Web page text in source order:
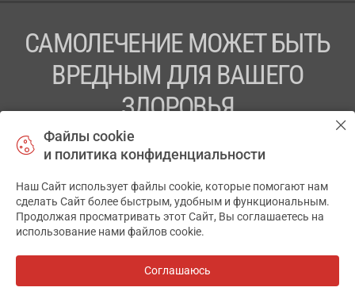
САМОЛЕЧЕНИЕ МОЖЕТ БЫТЬ
ВРЕДНЫМ ДЛЯ ВАШЕГО
ЗДОРОВЬЯ
ПЕРЕД ПРИМЕНЕНИЕМ ПРЕПАРАТА
ПРОКОНСУЛЬТИРУЙТЕСЬ С ВРАЧОМ
ТОВ «АПТЕКА 911.ЮА» Код ЄДРПОУ 43631965.
Отказ от ответственности
АПТЕКА911.ЮА
Файлы cookie
и политика конфиденциальности
Наш Сайт использует файлы cookie, которые помогают нам
сделать Сайт более быстрым, удобным и функциональным.
Продолжая просматривать этот Сайт, Вы соглашаетесь на
использование нами файлов cookie.
Соглашаюсь
✕